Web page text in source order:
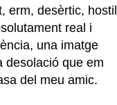
erm, desèrtic, hostil
real i
una imatge
desolació que em
del meu amic.